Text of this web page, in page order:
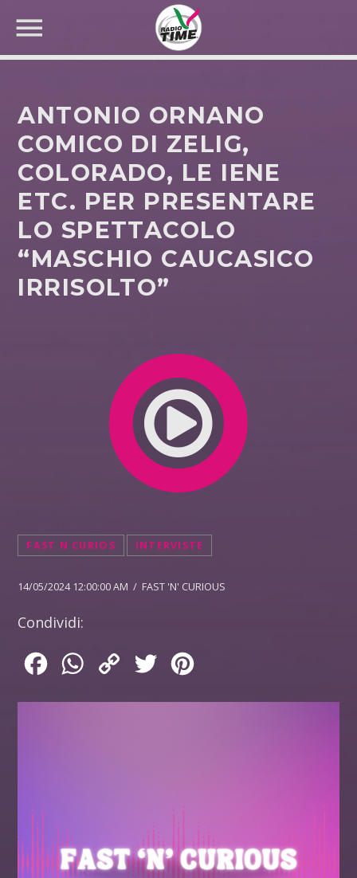
CERCA NEL SITO WEB:
ANTONIO ORNANO
COMICO DI ZELIG,
COLORADO, LE IENE
ETC. PER PRESENTARE
LO SPETTACOLO
“MASCHIO CAUCASICO
IRRISOLTO”
FAST N CURIOS INTERVISTE
14/05/2024 12:00:00 AM / FAST 'N' CURIOUS
Condividi:
FacebookWhatsApp
Copy
Twitter